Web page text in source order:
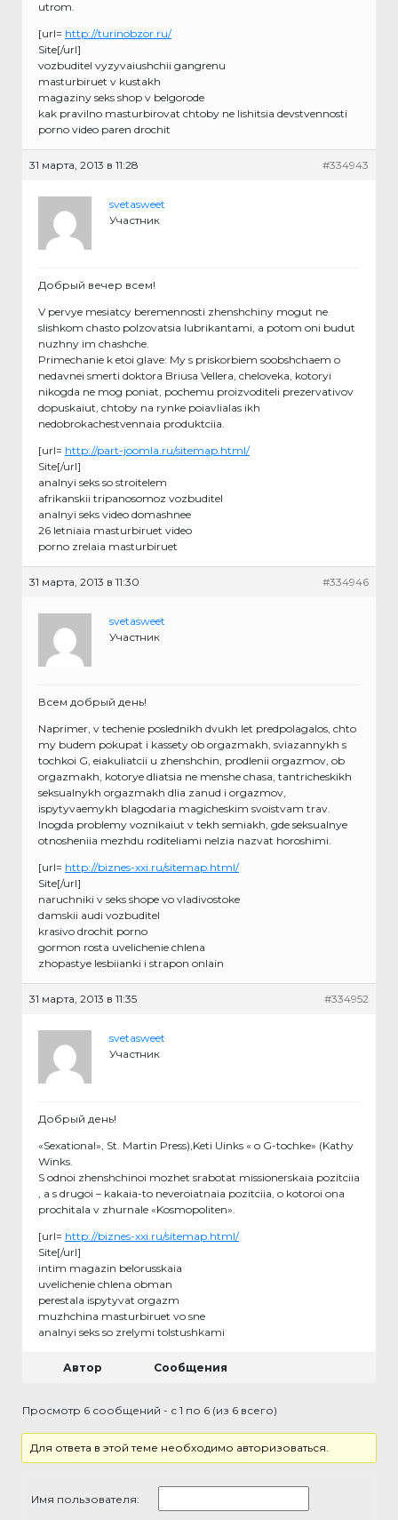
utrom.
[url= http://turinobzor.ru/
Site[/url]
vozbuditel vyzyvaiushchii gangrenu
masturbiruet v kustakh
magaziny seks shop v belgorode
kak pravilno masturbirovat chtoby ne lishitsia devstvennosti
porno video paren drochit
31 марта, 2013 в 11:28 #334943
svetasweet
Участник
Добрый вечер всем!
V pervye mesiatcy beremennosti zhenshchiny mogut ne
slishkom chasto polzovatsia lubrikantami, a potom oni budut
nuzhny im chashche.
Primechanie k etoi glave: My s priskorbiem soobshchaem o
nedavnei smerti doktora Briusa Vellera, cheloveka, kotoryi
nikogda ne mog poniat, pochemu proizvoditeli prezervativov
dopuskaiut, chtoby na rynke poiavlialas ikh
nedobrokachestvennaia produktciia.
[url= http://part-joomla.ru/sitemap.html/
Site[/url]
analnyi seks so stroitelem
afrikanskii tripanosomoz vozbuditel
analnyi seks video domashnee
26 letniaia masturbiruet video
porno zrelaia masturbiruet
31 марта, 2013 в 11:30 #334946
svetasweet
Участник
Всем добрый день!
Naprimer, v techenie poslednikh dvukh let predpolagalos, chto
my budem pokupat i kassety ob orgazmakh, sviazannykh s
tochkoi G, eiakuliatcii u zhenshchin, prodlenii orgazmov, ob
orgazmakh, kotorye dliatsia ne menshe chasa, tantricheskikh
seksualnykh orgazmakh dlia zanud i orgazmov,
ispytyvaemykh blagodaria magicheskim svoistvam trav.
Inogda problemy voznikaiut v tekh semiakh, gde seksualnye
otnosheniia mezhdu roditeliami nelzia nazvat horoshimi.
[url= http://biznes-xxi.ru/sitemap.html/
Site[/url]
naruchniki v seks shope vo vladivostoke
damskii audi vozbuditel
krasivo drochit porno
gormon rosta uvelichenie chlena
zhopastye lesbiianki i strapon onlain
31 марта, 2013 в 11:35 #334952
svetasweet
Участник
Добрый день!
«Sexational», St. Martin Press),Keti Uinks « o G-tochke» (Kathy
Winks.
S odnoi zhenshchinoi mozhet srabotat missionerskaia pozitciia
, a s drugoi – kakaia-to neveroiatnaia pozitciia, o kotoroi ona
prochitala v zhurnale «Kosmopoliten».
[url= http://biznes-xxi.ru/sitemap.html/
Site[/url]
intim magazin belorusskaia
uvelichenie chlena obman
perestala ispytyvat orgazm
muzhchina masturbiruet vo sne
analnyi seks so zrelymi tolstushkami
Автор Сообщения
Просмотр 6 сообщений - с 1 по 6 (из 6 всего)
Для ответа в этой теме необходимо авторизоваться.
Имя пользователя: